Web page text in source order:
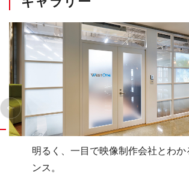
明るく、一目で映像制作会社とわか
ンス。